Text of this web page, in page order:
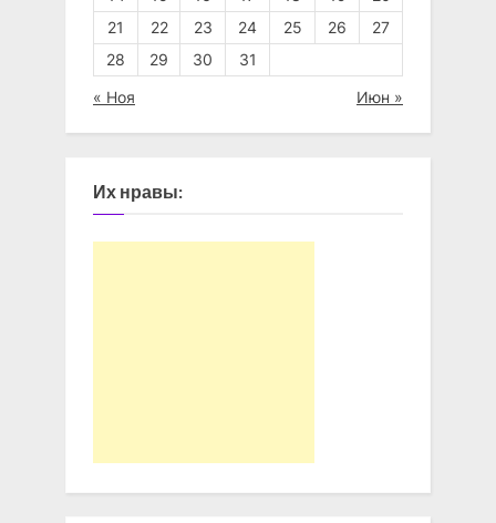
21
22 23 24 25 26
27
28
29 30 31
« Ноя Июн »
Их нравы: